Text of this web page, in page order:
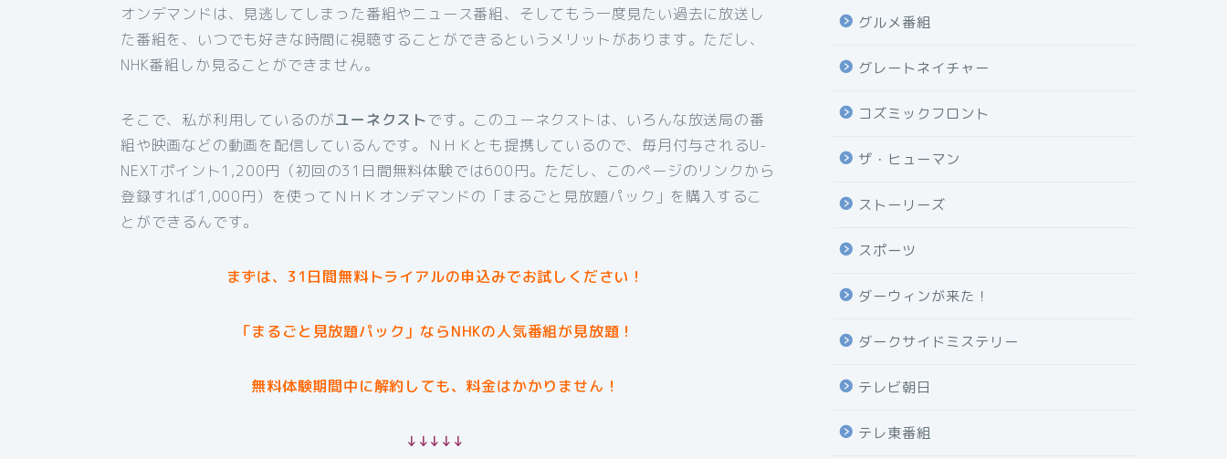
オンデマンドは、見逃してしまった番組やニュース番組、そしてもう一度見たい過去に放送し
た番組を、いつでも好きな時間に視聴することができるというメリットがあります。ただし、
NHK番組しか見ることができません。
そこで、私が利用しているのがユーネクストです。このユーネクストは、いろんな放送局の番
組や映画などの動画を配信しているんです。ＮＨＫとも提携しているので、毎月付与されるU-
NEXTポイント1,200円（初回の31日間無料体験では600円。ただし、このページのリンクから
登録すれば1,000円）を使ってＮＨＫオンデマンドの「まるごと見放題パック」を購入するこ
とができるんです。
まずは、31日間無料トライアルの申込みでお試しください！
「まるごと見放題パック」ならNHKの人気番組が見放題！
無料体験期間中に解約しても、料金はかかりません！
↓↓↓↓↓
グルメ番組
グレートネイチャー
コズミックフロント
ザ・ヒューマン
ストーリーズ
スポーツ
ダーウィンが来た！
ダークサイドミステリー
テレビ朝日
テレ東番組